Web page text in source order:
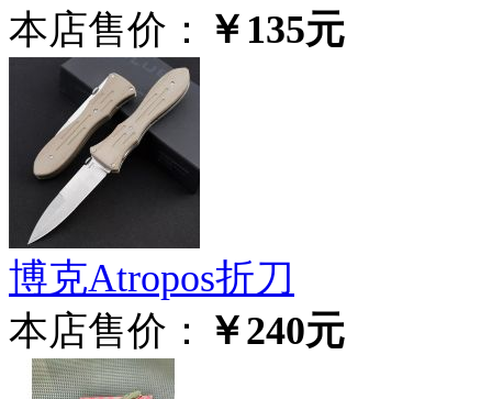
本店售价： ￥135元
博克Atropos折刀
本店售价： ￥240元